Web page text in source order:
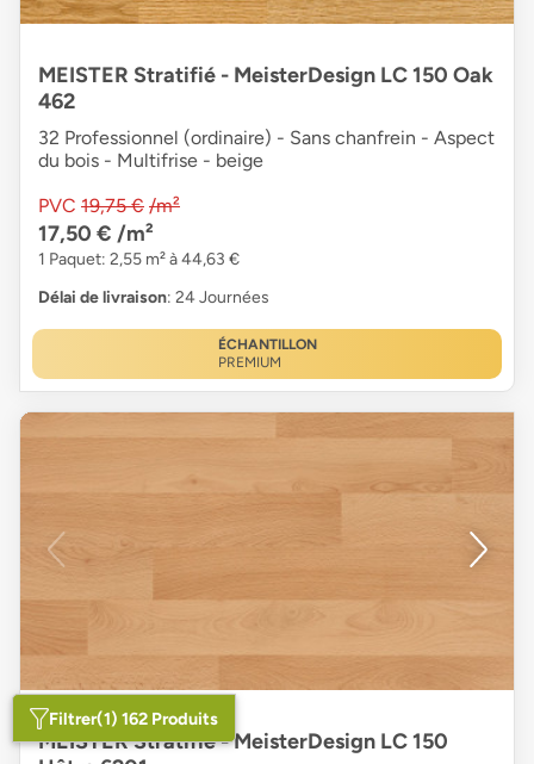
MEISTER Stratifié - MeisterDesign LC 150 Oak
462
32 Professionnel (ordinaire) - Sans chanfrein - Aspect
du bois - Multifrise - beige
PVC 19,75 € /m²
17,50 € /m²
1 Paquet: 2,55 m² à 44,63 €
Délai de livraison: 24 Journées
ÉCHANTILLON
PREMIUM
MEISTER Stratifié - MeisterDesign LC 150
Filtrer(1) 162 Produits